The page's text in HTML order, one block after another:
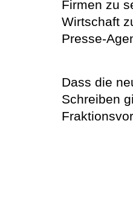
Firmen zu
Wirtschaft
Presse-
Dass die
Schreiben